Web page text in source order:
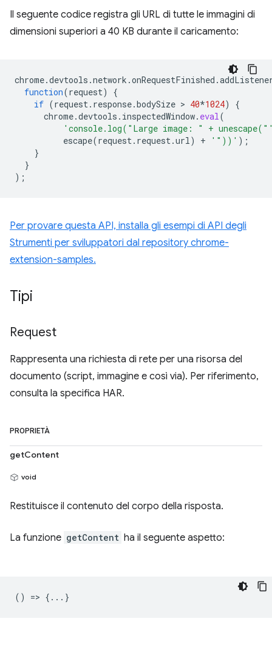
Il seguente codice registra gli URL di tutte le immagini di
dimensioni superiori a 40 KB durante il caricamento:
chrome.devtools .network .onRequestFinished .
function(request)
{
if (request. response.bodySize > 40*1024)
{
chrome.devtools . inspectedWindow. eval(
'console.log("Large image: " +
escape(request. request.url) + '"))' );
}
}
);
Per provare questa API, installa gli esempi di API degli
Strumenti per sviluppatori dal repository chrome-
extension-samples.
Tipi
Request
Rappresenta una richiesta di rete per una risorsa del
documento (script, immagine e così via). Per riferimento,
consulta la specifica HAR.
PROPRIETÀ
getContent
void
Restituisce il contenuto del corpo della risposta.
La funzione getContent ha il seguente aspetto:
() => {...}